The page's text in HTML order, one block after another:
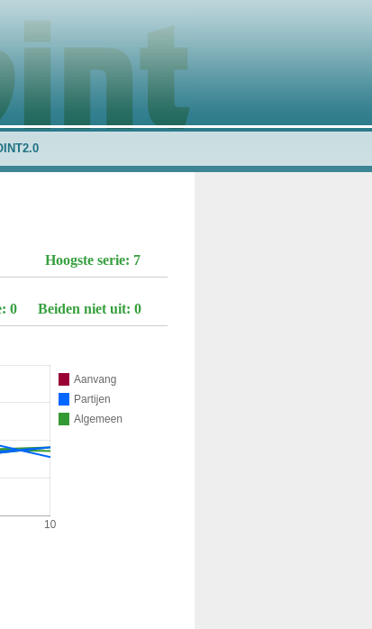
Hoogste serie: 7
0 Beiden niet uit: 0